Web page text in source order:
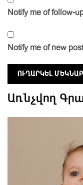
Notify me of follow-
Notify me of new
Առնչվող